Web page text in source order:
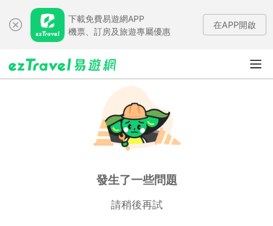
下載免費易遊網APP
機票、訂房及旅遊專屬優惠
在APP開啟
發生了一些問題
請稍後再試